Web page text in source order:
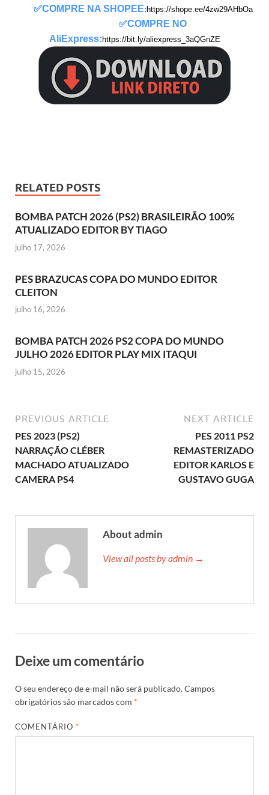
✅COMPRE NA SHOPEE: https://shope.ee/4zw29AHbOa
✅COMPRE NO
AliExpress: https://bit.ly/aliexpress_3aQGnZE
RELATED POSTS
BOMBA PATCH 2026 (PS2) BRASILEIRÃO 100%
ATUALIZADO EDITOR BY TIAGO
julho 17, 2026
PES BRAZUCAS COPA DO MUNDO EDITOR
CLEITON
julho 16, 2026
BOMBA PATCH 2026 PS2 COPA DO MUNDO
JULHO 2026 EDITOR PLAY MIX ITAQUI
julho 15, 2026
PREVIOUS ARTICLE
PES 2023 (PS2)
NARRAÇÃO CLÉBER
MACHADO ATUALIZADO
CAMERA PS4
NEXT ARTICLE
PES 2011 PS2
REMASTERIZADO
EDITOR KARLOS E
GUSTAVO GUGA
About admin
View all posts by admin →
Deixe um comentário
O seu endereço de e-mail não será publicado.Campos
obrigatórios são marcados com *
COMENTÁRIO *